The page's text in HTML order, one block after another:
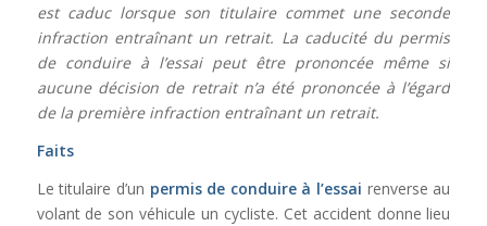
est caduc lorsque son titulaire commet une seconde
infraction entraînant un retrait. La caducité du permis
de conduire à l’essai peut être prononcée même si
aucune décision de retrait n’a été prononcée à l’égard
de la première infraction entraînant un retrait.
Faits
Le titulaire d’un permis de conduire à l’essai renverse au
volant de son véhicule un cycliste. Cet accident donne lieu